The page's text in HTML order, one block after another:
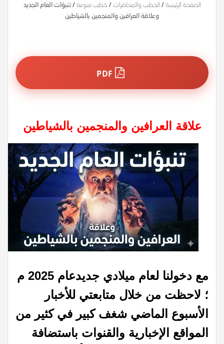
الصفحة الرئيسة / الخطب والمحاضرات / خطب منوعة / تنبؤات العام الجديد
وعلاقة العرافين والمنجمين بالشياطين
علاقة العرافين والمنجمين بالشياطين
مع دخولنا لعام ميلادي جديدعام 2025 م
؛ لاحظت من خلال متابعتي للأخبار
الأسبوع الماضي شغف كبير في كثير من
المواقع الإخبارية والقنوات باستضافة